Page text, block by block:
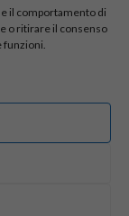
il comportamento di
o ritirare il consenso
funzioni.